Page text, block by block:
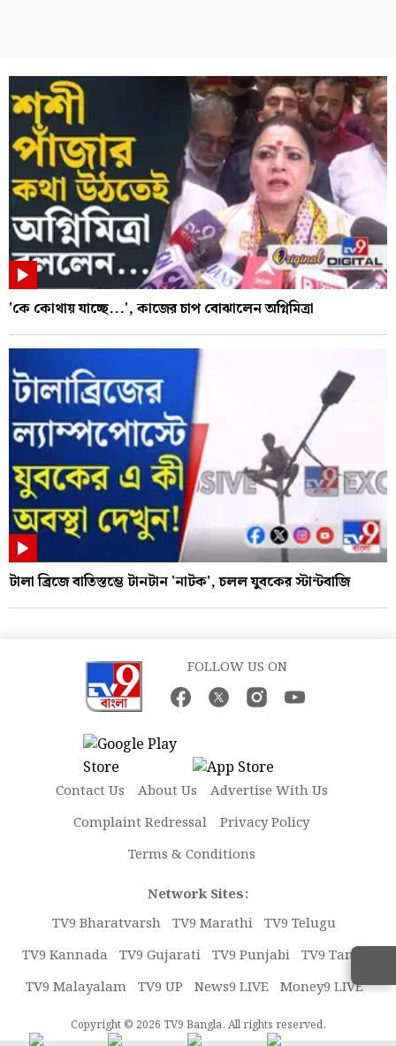
'কে কোথায় যাচ্ছে...', কাজের চাপ বোঝালেন অগ্নিমিত্রা
টালা ব্রিজে বাতিস্তম্ভে টানটান 'নাটক', চলল যুবকের স্টান্টবাজি
FOLLOW US ON
Contact Us About Us
Advertise With Us
Complaint Redressal
Privacy Policy
Terms & Conditions
Network Sites:
TV9 Bharatvarsh TV9 Marathi TV9 Telugu
TV9 Kannada TV9 Gujarati TV9 Punjabi TV9 Tamil
TV9 Malayalam TV9 UP News9 LIVE Money9 LIVE
Copyright © 2026 TV9 Bangla. All rights reserved.